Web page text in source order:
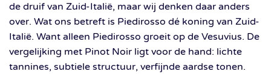
de druif van Zuid-Italië, maar wij denken daar anders
over. Wat ons betreft is Piedirosso dé koning van Zuid-
Italië. Want alleen Piedirosso groeit op de Vesuvius. De
vergelijking met Pinot Noir ligt voor de hand: lichte
tannines, subtiele structuur, verfijnde aardse tonen.